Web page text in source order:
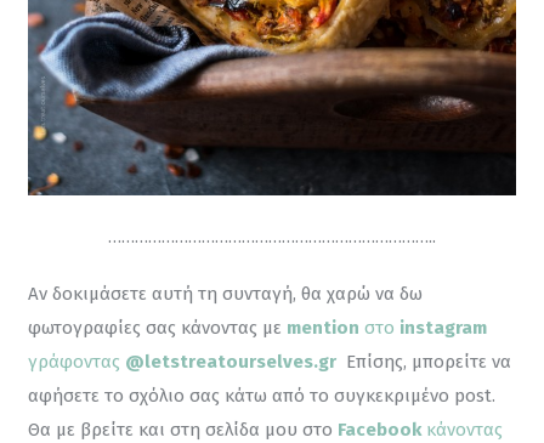
………………………………………………………………..
Αν δοκιμάσετε αυτή τη συνταγή, θα χαρώ να δω
φωτογραφίες σας κάνοντας με mention στο instagram
γράφοντας @letstreatourselves.gr Επίσης, μπορείτε να
αφήσετε το σχόλιο σας κάτω από το συγκεκριμένο post.
Θα με βρείτε και στη σελίδα μου στο Facebook κάνοντας